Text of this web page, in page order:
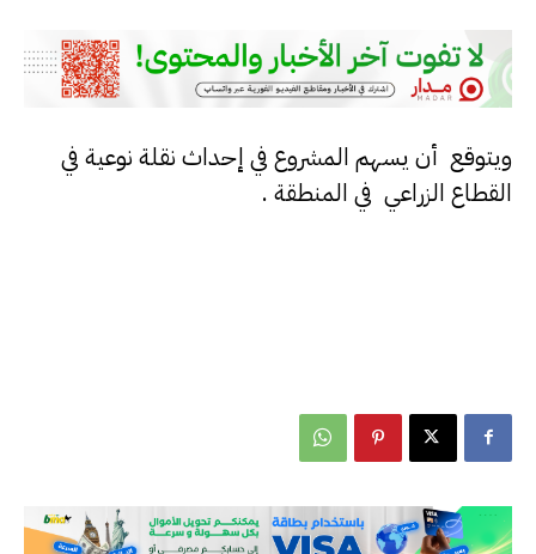
ويتوقع أن يسهم المشروع في إحداث نقلة نوعية في
القطاع الزراعي في المنطقة .